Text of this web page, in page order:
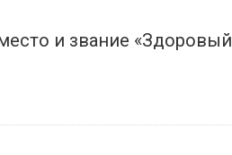
и звание «Здоровый